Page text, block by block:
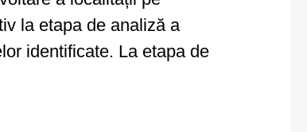
la etapa de analiză a
identificate. La etapa de